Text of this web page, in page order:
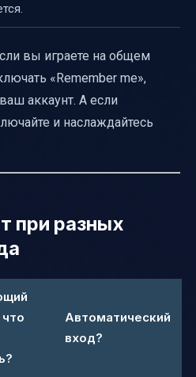
вы играете на общем
«Remember me»,
аккаунт. А если
и наслаждайтесь
при разных
Автоматический
вход?